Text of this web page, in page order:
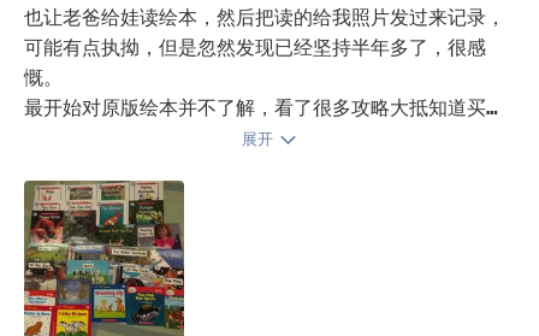
各种杂志。
后来还在某宝买过期刊，六十多买了一大堆婴儿画报回来
😁😁。
八十一难，一天晚上一难，也讲了不短时间。
以上这些都是我们讲，孩子听的阶段。中间也让她自己尝
试读过，但认识的字有限，带拼音的往往是读了后面把前
面的内容忘记了。
也让老爸给娃读绘本，然后把读的给我照片发过来记录，
可能有点执拗，但是忽然发现已经坚持半年多了，很感
慨。
最开始对原版绘本并不了解，看了很多攻略大抵知道买毛
毛虫家点读书基本上不会出错。所以我家娃的英语启蒙书
了凯迪克我还了解了clavis、usborne、walker点灯
熊、企鹅兰登、小老虎、学乐等优秀出版社，选书也不再
迷茫了。
最近开始接触RAZ、海尼曼、学乐小读者等分级读物，准
备多套分级分主题平行阅读，图中就是我准备的第一个主
展开